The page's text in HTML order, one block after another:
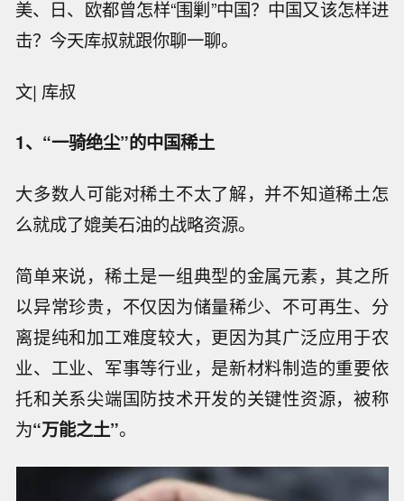
美、日、欧都曾怎样“围剿”中国？中国又该怎样进
击？今天库叔就跟你聊一聊。
文| 库叔
1、 “一骑绝尘”的中国稀土
大多数人可能对稀土不太了解，并不知道稀土怎
么就成了媲美石油的战略资源。
简单来说，稀土是一组典型的金属元素，其之所
以异常珍贵，不仅因为储量稀少、不可再生、分
离提纯和加工难度较大，更因为其广泛应用于农
业、工业、军事等行业，是新材料制造的重要依
托和关系尖端国防技术开发的关键性资源，被称
为“万能之土”。